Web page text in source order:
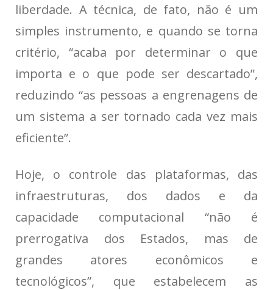
liberdade. A técnica, de fato, não é um
simples instrumento, e quando se torna
critério, “acaba por determinar o que
importa e o que pode ser descartado”,
reduzindo “as pessoas a engrenagens de
um sistema a ser tornado cada vez mais
eficiente”.
Hoje, o controle das plataformas, das
infraestruturas, dos dados e da
capacidade computacional “não é
prerrogativa dos Estados, mas de
grandes atores econômicos e
tecnológicos”, que estabelecem as